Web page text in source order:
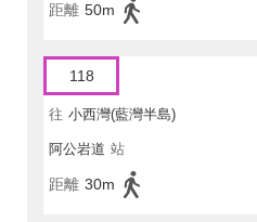
距離 50m
118
往 小西灣(藍灣半島)
阿公岩道 站
距離 30m